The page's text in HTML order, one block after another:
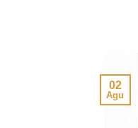
02
Agu